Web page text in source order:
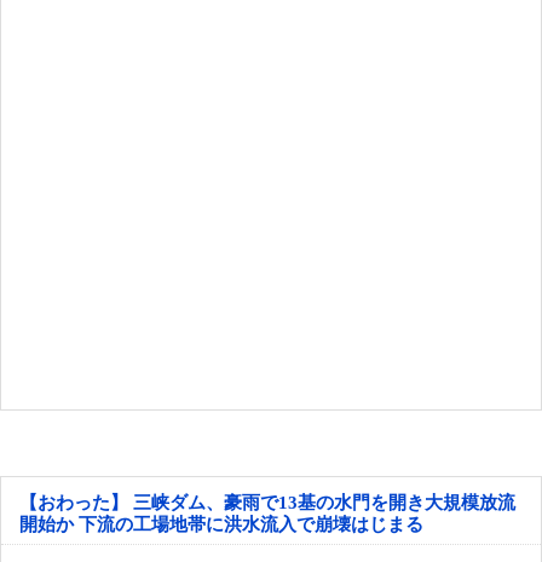
【おわった】 三峡ダム、豪雨で13基の水門を開き大規模放流
開始か 下流の工場地帯に洪水流入で崩壊はじまる